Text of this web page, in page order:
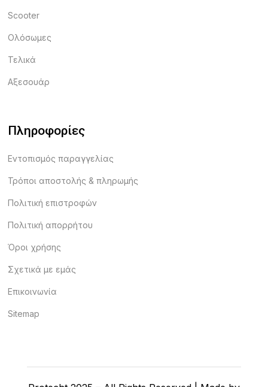
Scooter
Ολόσωμες
Τελικά
Αξεσουάρ
Πληροφορίες
Εντοπισμός παραγγελίας
Τρόποι αποστολής & πληρωμής
Πολιτική επιστροφών
Πολιτική απορρήτου
Όροι χρήσης
Σχετικά με εμάς
Επικοινωνία
Sitemap